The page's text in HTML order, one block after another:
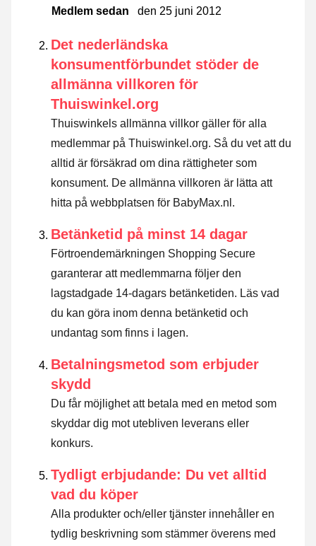
Medlem sedan
den 25 juni 2012
Det nederländska
konsumentförbundet stöder de
allmänna villkoren för
Thuiswinkel.org
Thuiswinkels allmänna villkor gäller för alla
medlemmar på Thuiswinkel.org. Så du vet att du
alltid är försäkrad om dina rättigheter som
konsument. De allmänna villkoren är lätta att
hitta på webbplatsen för BabyMax.nl.
Betänketid på minst 14 dagar
Förtroendemärkningen Shopping Secure
garanterar att medlemmarna följer den
lagstadgade 14-dagars betänketiden. Läs vad
du kan göra inom denna betänketid och
undantag som finns i lagen.
Betalningsmetod som erbjuder
skydd
Du får möjlighet att betala med en metod som
skyddar dig mot utebliven leverans eller
konkurs.
Tydligt erbjudande: Du vet alltid
vad du köper
Alla produkter och/eller tjänster innehåller en
tydlig beskrivning som stämmer överens med